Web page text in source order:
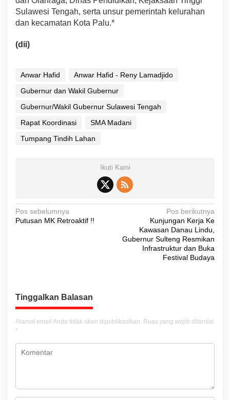
Sulawesi Tengah, serta unsur pemerintah kelurahan
dan kecamatan Kota Palu.*
(dii)
Anwar Hafid
Anwar Hafid - Reny Lamadjido
Gubernur dan Wakil Gubernur
Gubernur/Wakil Gubernur Sulawesi Tengah
Rapat Koordinasi
SMA Madani
Tumpang Tindih Lahan
Ikuti Kami
N
a
s
i
p
o
s
Pos sebelumnya
Putusan MK Retroaktif !!
Pos berikutnya
Kunjungan Kerja Ke
Kawasan Danau Lindu,
Gubernur Sulteng Resmikan
Infrastruktur dan Buka
Festival Budaya
Tinggalkan Balasan
Alamat email Anda tidak akan dipublikasikan. Ruas yang wajib ditandai
*